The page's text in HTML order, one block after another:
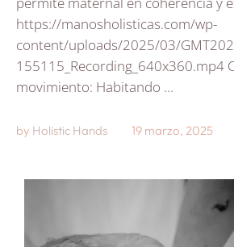
https://manosholisticas.com/wp-
content/uploads/2025/03/
155115_Recording_640x360.mp4
movimiento: Habitando …
by Holistic Hands 19 marzo, 2025